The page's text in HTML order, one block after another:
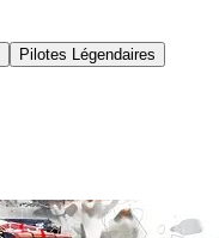
Pilotes Légendaires